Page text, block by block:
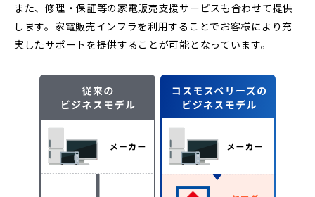
また、修理・保証等の家電販売支援サービスも合わせて提供
します。家電販売インフラを利用することでお客様により充
実したサポートを提供することが可能となっています。